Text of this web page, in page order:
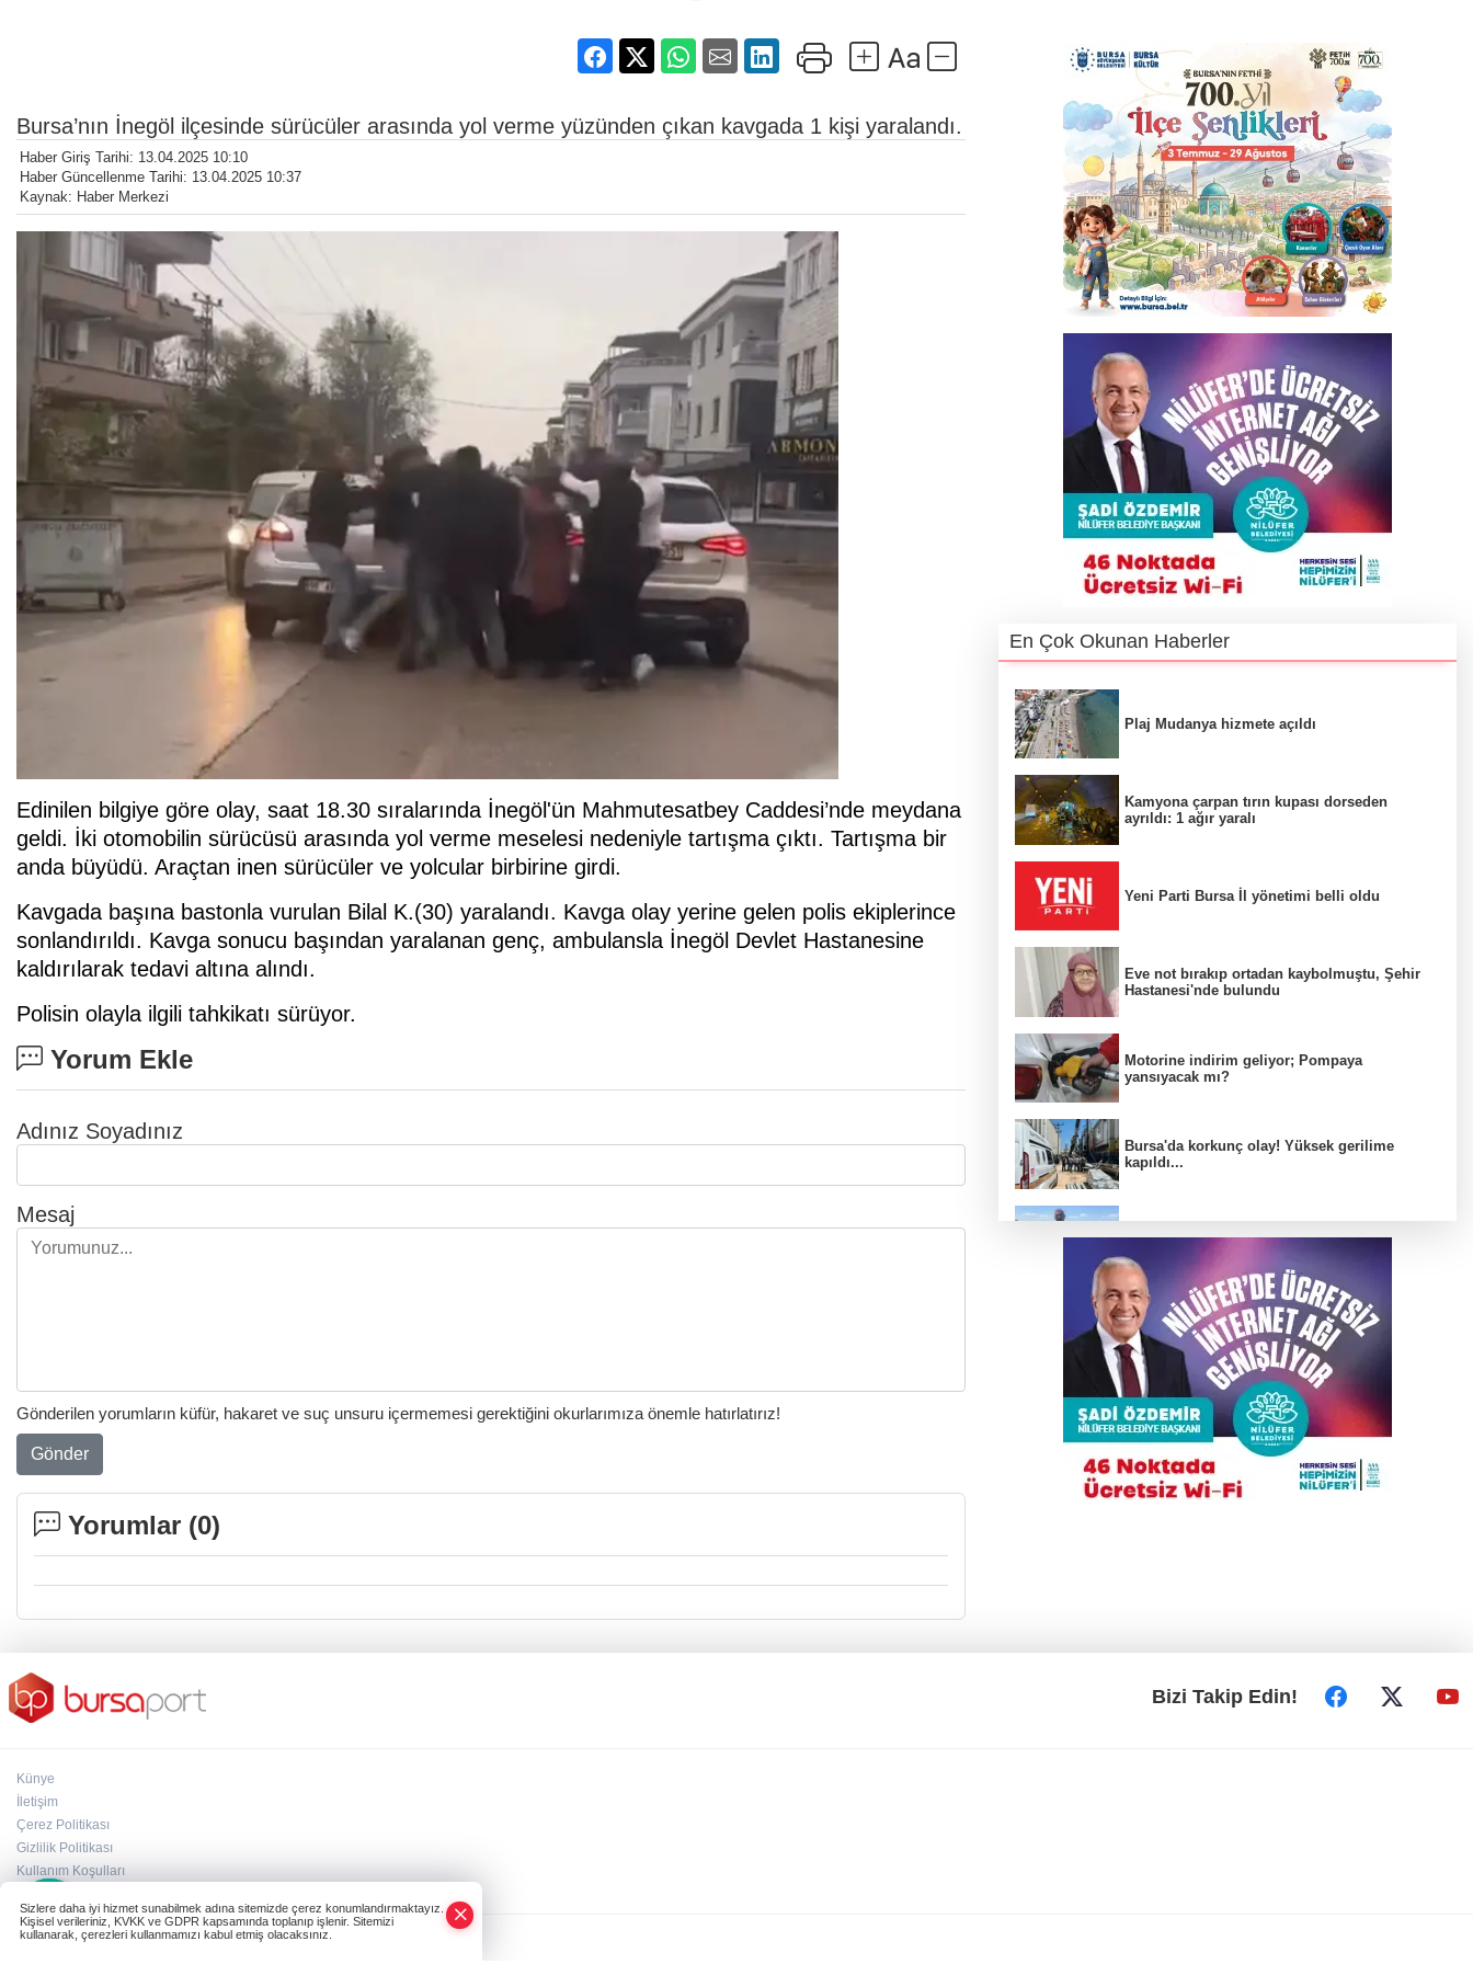
Bursa’nın İnegöl ilçesinde sürücüler arasında yol verme yüzünden çıkan kavgada 1 kişi yaralandı.
Haber Giriş Tarihi: 13.04.2025 10:10
Haber Güncellenme Tarihi: 13.04.2025 10:37
Kaynak: Haber Merkezi
Edinilen bilgiye göre olay, saat 18.30 sıralarında İnegöl'ün Mahmutesatbey Caddesi’nde meydana
geldi. İki otomobilin sürücüsü arasında yol verme meselesi nedeniyle tartışma çıktı. Tartışma bir
anda büyüdü. Araçtan inen sürücüler ve yolcular birbirine girdi.
Kavgada başına bastonla vurulan Bilal K.(30) yaralandı. Kavga olay yerine gelen polis ekiplerince
sonlandırıldı. Kavga sonucu başından yaralanan genç, ambulansla İnegöl Devlet Hastanesine
kaldırılarak tedavi altına alındı.
Polisin olayla ilgili tahkikatı sürüyor.
Yorum Ekle
Adınız Soyadınız
Mesaj
Gönderilen yorumların küfür, hakaret ve suç unsuru içermemesi gerektiğini okurlarımıza önemle hatırlatırız!
Gönder
Yorumlar (0)
En Çok Okunan Haberler
Plaj Mudanya hizmete açıldı
Kamyona çarpan tırın kupası dorseden
ayrıldı: 1 ağır yaralı
Yeni Parti Bursa İl yönetimi belli oldu
Eve not bırakıp ortadan kaybolmuştu, Şehir
Hastanesi'nde bulundu
Motorine indirim geliyor; Pompaya
yansıyacak mı?
Bursa'da korkunç olay! Yüksek gerilime
kapıldı...
Bursa'daki bu köyde çiftçi çok rahat!
Otomobil İETT otobüsüne çarptı: 1’i polis
memuru 3 kişi öldü
Yeni Parti Osmangazi Kurucu Yönetimi
açıklandı
İnegöl'de motosikletle silahlı saldırı!
Bizi Takip Edin!
Künye
İletişim
Çerez Politikası
Gizlilik Politikası
Kullanım Koşulları
Sizlere daha iyi hizmet sunabilmek adına sitemizde çerez konumlandırmaktayız.
Kişisel verileriniz, KVKK ve GDPR kapsamında toplanıp işlenir. Sitemizi
kullanarak, çerezleri kullanmamızı kabul etmiş olacaksınız.
Whatsapp×